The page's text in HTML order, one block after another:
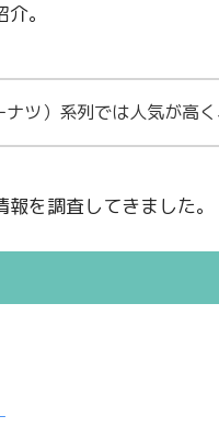
。
ツ）系列では人気が高く
を調査してきました。